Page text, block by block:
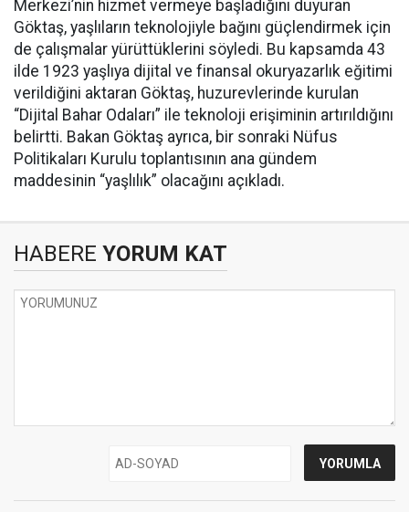
Merkezi’nin hizmet vermeye başladığını duyuran
Göktaş, yaşlıların teknolojiyle bağını güçlendirmek için
de çalışmalar yürüttüklerini söyledi. Bu kapsamda 43
ilde 1923 yaşlıya dijital ve finansal okuryazarlık eğitimi
verildiğini aktaran Göktaş, huzurevlerinde kurulan
“Dijital Bahar Odaları” ile teknoloji erişiminin artırıldığını
belirtti. Bakan Göktaş ayrıca, bir sonraki Nüfus
Politikaları Kurulu toplantısının ana gündem
maddesinin “yaşlılık” olacağını açıkladı.
HABERE YORUM KAT